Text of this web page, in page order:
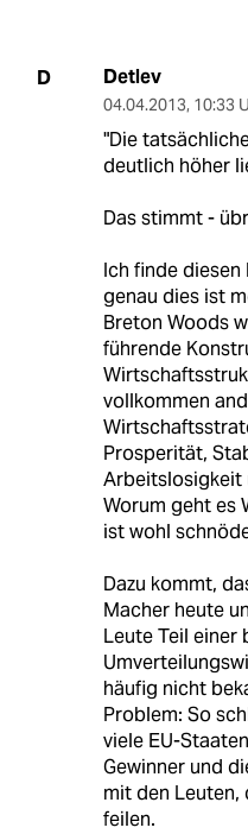
D Detlev
04.04.2013, 10:33
"Die
deutlich höher
Das stimmt -
Ich finde
genau dies ist
Breton Woods
führende
vollkommen
Prosperität,
Arbeitslosigkeit
Worum geht es
ist wohl
Dazu kommt,
Macher heute
Leute Teil einer
häufig nicht
Problem: So
viele EU-
Gewinner und
mit den
feilen.